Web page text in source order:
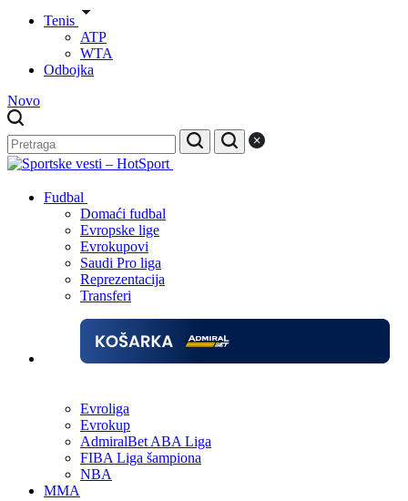
Tenis
ATP
WTA
Odbojka
Novo
Fudbal
Domaći fudbal
Evropske lige
Evrokupovi
Saudi Pro liga
Reprezentacija
Transferi
Evroliga
Evrokup
AdmiralBet ABA Liga
FIBA Liga šampiona
NBA
MMA